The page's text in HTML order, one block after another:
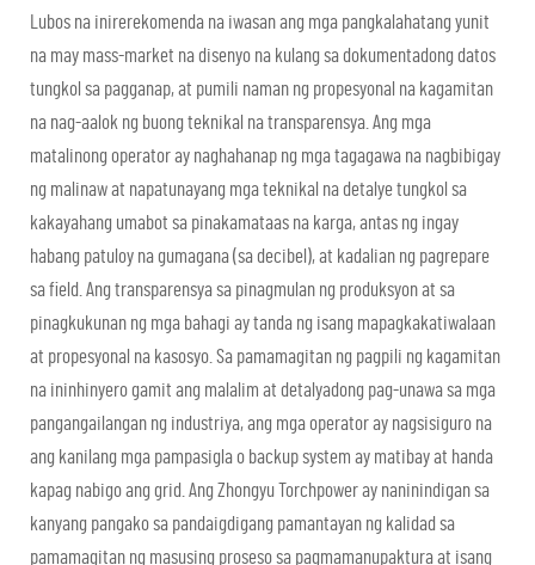
Lubos na inirerekomenda na iwasan ang mga pangkalahatang yunit
na may mass-market na disenyo na kulang sa dokumentadong datos
tungkol sa pagganap, at pumili naman ng propesyonal na kagamitan
na nag-aalok ng buong teknikal na transparensya. Ang mga
matalinong operator ay naghahanap ng mga tagagawa na nagbibigay
ng malinaw at napatunayang mga teknikal na detalye tungkol sa
kakayahang umabot sa pinakamataas na karga, antas ng ingay
habang patuloy na gumagana (sa decibel), at kadalian ng pagrepare
sa field. Ang transparensya sa pinagmulan ng produksyon at sa
pinagkukunan ng mga bahagi ay tanda ng isang mapagkakatiwalaan
at propesyonal na kasosyo. Sa pamamagitan ng pagpili ng kagamitan
na ininhinyero gamit ang malalim at detalyadong pag-unawa sa mga
pangangailangan ng industriya, ang mga operator ay nagsisiguro na
ang kanilang mga pampasigla o backup system ay matibay at handa
kapag nabigo ang grid. Ang Zhongyu Torchpower ay naninindigan sa
kanyang pangako sa pandaigdigang pamantayan ng kalidad sa
pamamagitan ng masusing proseso sa pagmamanupaktura at isang